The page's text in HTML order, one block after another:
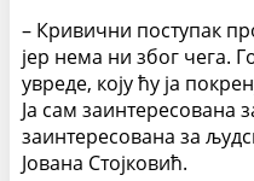
– Кривични поступак
јер нема ни због чега.
увреде, коју ћу ја
Ја сам заинтересована
заинтересована за
Јована Стојковић.